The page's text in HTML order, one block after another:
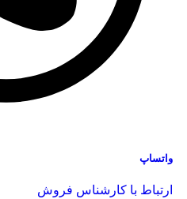
واتساپ
ارتباط با کارشناس فروش